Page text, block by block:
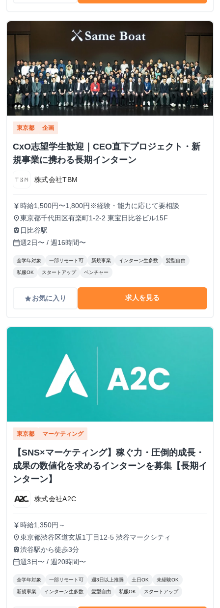
東京都 企画
CxO志望学生歓迎｜CEO直下プロジェクト・新
規事業に携わる長期インターン
株式会社TBM
currency_yen 時給1,500円〜1,800円※経験・能力に応じて要相談
place東京都千代田区有楽町1-2-2 東宝日比谷ビル15F
train 日比谷駅
calendar_today週2日〜 / 週16時間〜
全学年対象 一部リモート可 新規事業 インターン生多数 髪型自由
私服OK スタートアップ ベンチャー
gradeお気に入り 求人を見る
東京都 マーケティング
【SNS×マーケティング】稼ぐ力・圧倒的成長・
成果の数値化を求めるインターンを募集【長期イ
ンターン】
株式会社A2C
currency_yen 時給1,350円～
place東京都渋谷区道玄坂1丁目12-5 渋谷マークシティ
train渋谷駅から徒歩3分
calendar_today週3日〜 / 週20時間〜
全学年対象 一部リモート可 週3日以上推奨 土日OK 未経験OK
新規事業 インターン生多数 髪型自由 私服OK スタートアップ